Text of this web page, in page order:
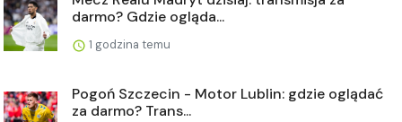
darmo? Gdzie ogląda...
1 godzina temu
Pogoń Szczecin - Motor Lublin: gdzie oglądać
za darmo? Trans...